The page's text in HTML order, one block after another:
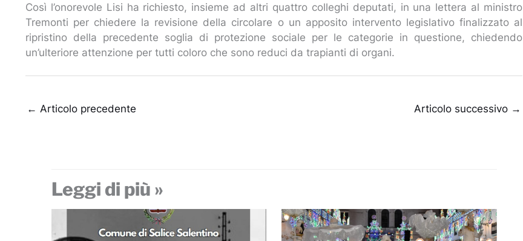
Così l’onorevole Lisi ha richiesto, insieme ad altri quattro colleghi deputati, in una lettera al ministro
Tremonti per chiedere la revisione della circolare o un apposito intervento legislativo finalizzato al
ripristino della precedente soglia di protezione sociale per le categorie in questione, chiedendo
un’ulteriore attenzione per tutti coloro che sono reduci da trapianti di organi.
← Articolo precedente Articolo successivo →
Leggi di più »